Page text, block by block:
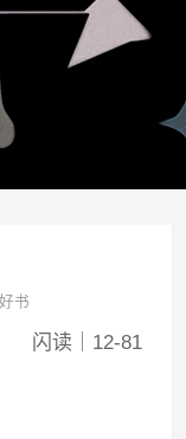
书
闪读｜12-81